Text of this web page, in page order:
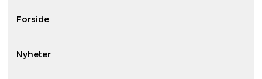
Forside
Nyheter